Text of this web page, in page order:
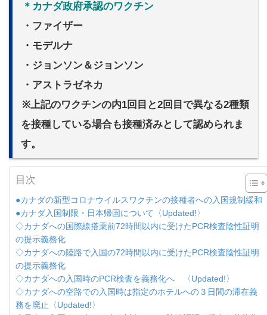
＊カナダ政府承認のワクチン
・ファイザー
・モデルナ
・ジョンソン＆ジョンソン
・アストラゼネカ
※上記のワクチンの内1回目と2回目で異なる2種類
を接種している場合も接種済みとして認められま
す。
目次
●カナダの新型コロナウイルスワクチンの接種者への入国規制緩和
●カナダ入国制限・日本帰国について〈Updated!〉
◇カナダへの国際線搭乗前72時間以内に受けたPCR検査陰性証明
の提示義務化
◇カナダへの陸路で入国の72時間以内に受けたPCR検査陰性証明
の提示義務化
◇カナダへの入国時のPCR検査を義務化へ 〈Updated!〉
◇カナダへの空路での入国時は指定のホテルへの３日間の滞在義
務を廃止〈Updated!〉